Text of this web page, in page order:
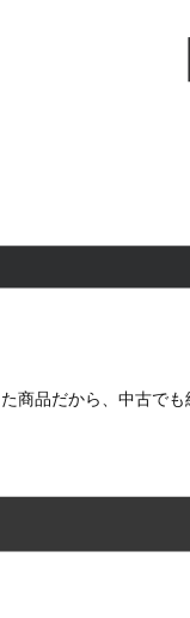
商品だから、中古で